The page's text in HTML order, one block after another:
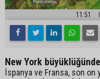
11:51
New York
İspanya ve Fransa, son on